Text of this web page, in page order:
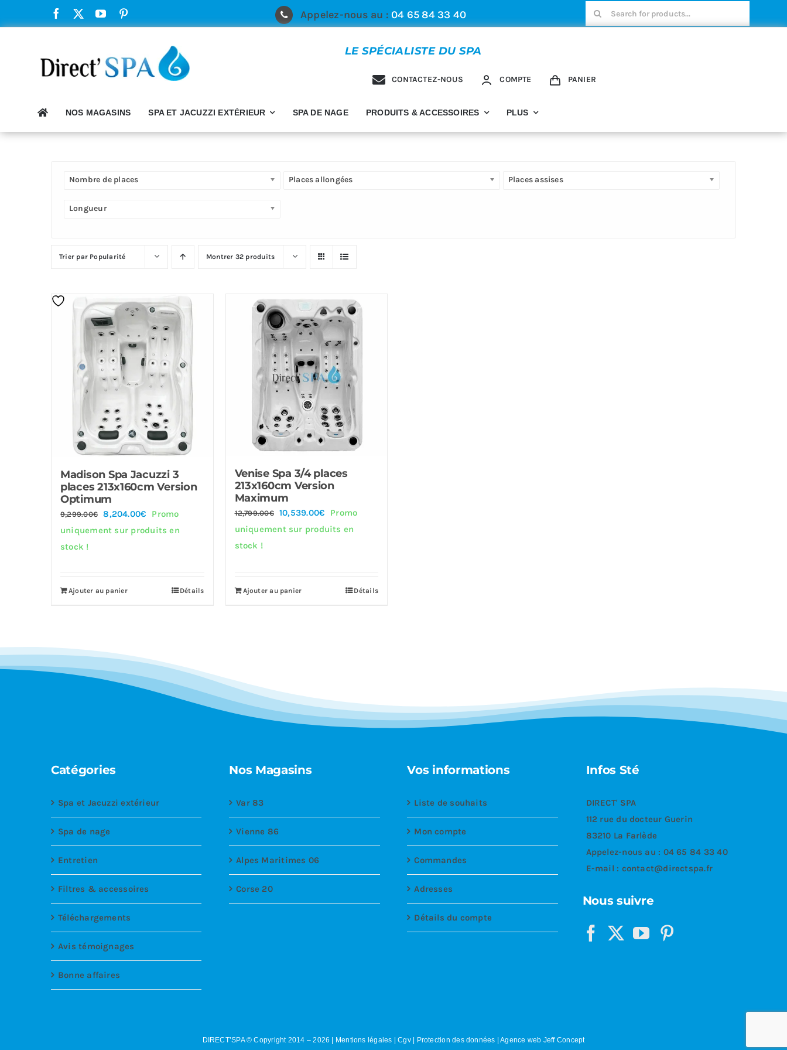
au
Appelez-nous au :04 65 84 33 40 Rechercher:
LE SPÉCIALISTE DU SPA
CONTACTEZ-NOUS COMPTE PANIER
NOS MAGASINS SPA ET JACUZZI EXTÉRIEUR SPA DE NAGE PRODUITS & ACCESSOIRES PLUS
Nombre de places Places allongées Places assises
Longueur
Trier par Popularité Montrer 32 produits
Offre!
Madison Spa Jacuzzi 3
places 213x160cm Version
Optimum
9,299.00€ Le
prix
8,204.00€Le
prix
Promo
uniquement sur produits en
stock !
Ajouter au panier Détails
Offre!
Venise Spa 3/4 places
213x160cm Version
Maximum
12,799.00€
Le
prix
10,539.00€Le
prix
Promo
uniquement sur produits en
stock !
Ajouter au panier Détails
Catégories
Spa et Jacuzzi extérieur
Spa de nage
Entretien
Filtres & accessoires
Téléchargements
Avis témoignages
Bonne affaires
Nos Magasins
Var 83
Vienne 86
Alpes Maritimes 06
Corse 20
Vos informations
Liste de souhaits
Mon compte
Commandes
Adresses
Détails du compte
Infos Sté
DIRECT' SPA
112 rue du docteur Guerin
83210 La Farlède
Appelez-nous au : 04 65 84 33 40
E-mail : contact@directspa.fr
Nous suivre
DIRECT’SPA © Copyright 2014 –2026 Mentions légales |Cgv| Protection des données |Agence web Jeff Concept